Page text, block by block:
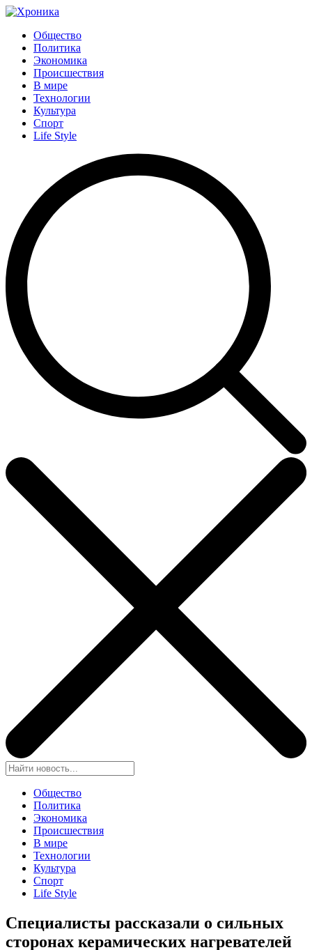
Общество
Политика
Экономика
Происшествия
В мире
Технологии
Культура
Спорт
Life Style
Общество
Политика
Экономика
Происшествия
В мире
Технологии
Культура
Спорт
Life Style
Специалисты рассказали о сильных
сторонах керамических нагревателей